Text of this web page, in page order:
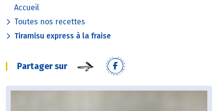
Accueil
Toutes nos recettes
Tiramisu express à la fraise
Partager sur